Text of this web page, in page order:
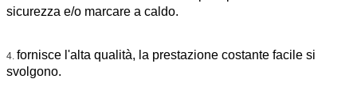
sicurezza e/o marcare a caldo.
4. fornisce l'alta qualità, la prestazione costante facile si
svolgono.